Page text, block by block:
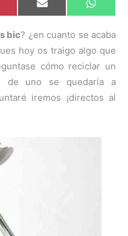
C
o
p
r
t
i
r
e
n
E
m
i
C
o
p
r
i
r
e
n
W
h
t
A
p
p
bic? ¿en cuanto se acaba
hoy os traigo algo que
cómo reciclar un
de uno se quedaría a
iremos ¡directos al